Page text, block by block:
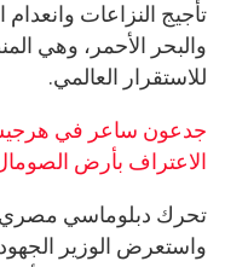
تأجيج النزاعات
والبحر الأحمر، وهي
للاستقرار العالمي.
جدعون ساعر في
الاعتراف بأرض
تحرك دبلوماسي مصري
واستعرض الوزير